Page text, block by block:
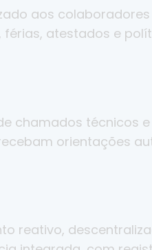
aos
atestados e
chamados técnicos
orientações
reativo,